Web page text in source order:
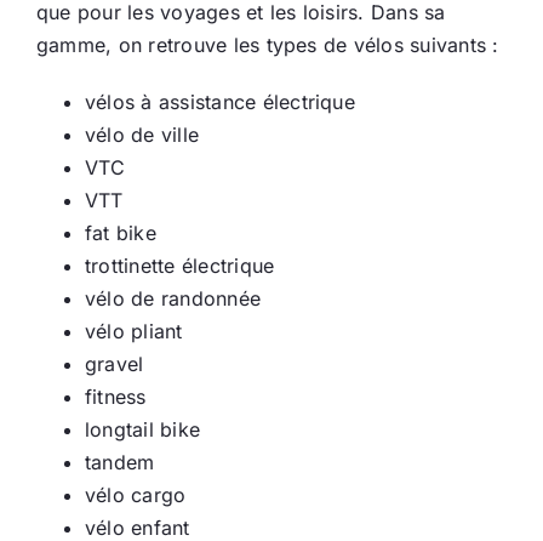
Ecologie
que pour les voyages et les loisirs. Dans sa
gamme, on retrouve les types de vélos suivants :
vélos à assistance électrique
vélo de ville
VTC
VTT
fat bike
trottinette électrique
vélo de randonnée
vélo pliant
gravel
fitness
longtail bike
tandem
vélo cargo
vélo enfant